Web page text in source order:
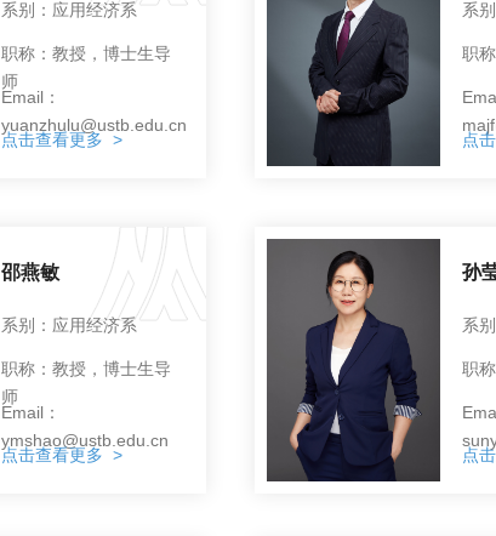
系别：应用经济系
职称：教授，博士生导
师
Email：
yuanzhulu@ustb.edu.cn
点击查看更多 >
系
职
点
邵燕敏
系别：应用经济系
职称：教授，博士生导
师
Email：
ymshao@ustb.edu.cn
点击查看更多 >
孙
系
职
点